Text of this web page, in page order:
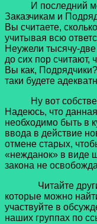
И последний
Заказчикам и
Вы считаете,
учитывая всю
Неужели тысячу-две
до сих пор считают,
Вы как,
таки будете
Ну вот
Надеюсь, что
необходимо быть в
ввода в действие
отмене старых,
«нежданок» в виде
закона не
Читайте другие
которые можно
участвуйте в
наших группах по